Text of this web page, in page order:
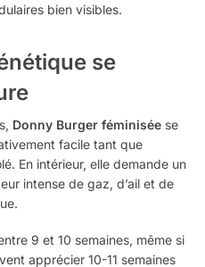
bien visibles.
se
Donny Burger féminisée se
facile tant que
En intérieur, elle demande un
intense de gaz, d’ail et de
9 et 10 semaines, même si
apprécier 10-11 semaines